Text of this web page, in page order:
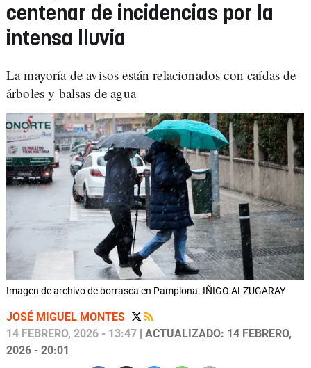
centenar de incidencias por la
intensa lluvia
La mayoría de avisos están relacionados con caídas de
árboles y balsas de agua
Imagen de archivo de borrasca en Pamplona. IÑIGO ALZUGARAY
JOSÉ MIGUEL MONTES
14 FEBRERO, 2026 - 13:47 | ACTUALIZADO: 14 FEBRERO,
2026 - 20:01